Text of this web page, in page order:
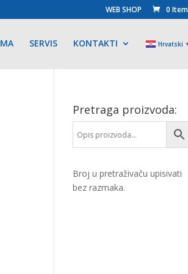
WEB SHOP 0
SERVIS KONTAKTI Hrvatski ▼
Pretraga proizvoda:
Broj u pretraživaču upisivati
bez razmaka.